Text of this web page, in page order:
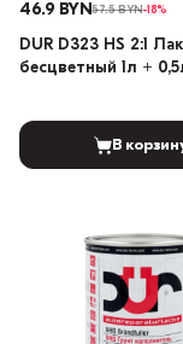
46.9 BYN57.5 BYN-18%
DUR D323 HS 2:1 Лак
бесцветный 1л +
В